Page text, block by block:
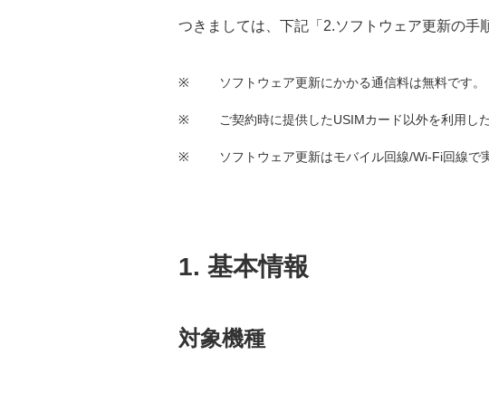
つきましては、下記 「2.ソフトウェア更新の手
※ ソフトウェア更新にかかる通信料は無料です。
※ ご契約時に提供したUSIMカード以外を利用し
※ ソフトウェア更新はモバイル回線/Wi-Fi回線で
1. 基本情報
対象機種